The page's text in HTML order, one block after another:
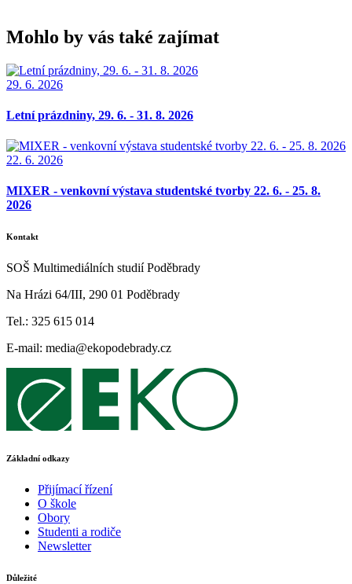
Mohlo by vás také zajímat
29. 6. 2026
Letní prázdniny, 29. 6. - 31. 8. 2026
22. 6. 2026
MIXER - venkovní výstava studentské tvorby 22. 6. - 25. 8.
2026
Kontakt
SOŠ Multimediálních studií Poděbrady
Na Hrázi 64/III, 290 01 Poděbrady
Tel.: 325 615 014
E-mail: media@ekopodebrady.cz
Základní odkazy
Přijímací řízení
O škole
Obory
Studenti a rodiče
Newsletter
Důležité